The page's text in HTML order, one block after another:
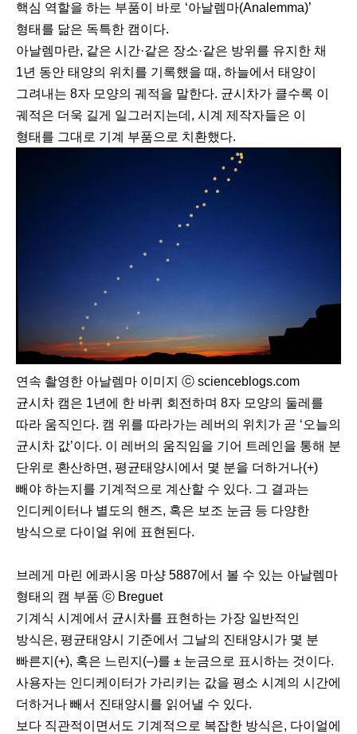
핵심 역할을 하는 부품이 바로 ‘아날렘마(Analemma)’
형태를 닮은 독특한 캠이다.
아날렘마란, 같은 시간·같은 장소·같은 방위를 유지한 채
1년 동안 태양의 위치를 기록했을 때, 하늘에서 태양이
그려내는 8자 모양의 궤적을 말한다. 균시차가 클수록 이
궤적은 더욱 길게 일그러지는데, 시계 제작자들은 이
형태를 그대로 기계 부품으로 치환했다.
연속 촬영한 아날렘마 이미지 ⓒ scienceblogs.com
균시차 캠은 1년에 한 바퀴 회전하며 8자 모양의 둘레를
따라 움직인다. 캠 위를 따라가는 레버의 위치가 곧 ‘오늘의
균시차 값’이다. 이 레버의 움직임을 기어 트레인을 통해 분
단위로 환산하면, 평균태양시에서 몇 분을 더하거나(+)
빼야 하는지를 기계적으로 계산할 수 있다. 그 결과는
인디케이터나 별도의 핸즈, 혹은 보조 눈금 등 다양한
방식으로 다이얼 위에 표현된다.
브레게 마린 에콰시옹 마샹 5887에서 볼 수 있는 아날렘마
형태의 캠 부품 ⓒ Breguet
기계식 시계에서 균시차를 표현하는 가장 일반적인
방식은, 평균태양시 기준에서 그날의 진태양시가 몇 분
빠른지(+), 혹은 느린지(–)를 ± 눈금으로 표시하는 것이다.
사용자는 인디케이터가 가리키는 값을 평소 시계의 시간에
더하거나 빼서 진태양시를 읽어낼 수 있다.
보다 직관적이면서도 기계적으로 복잡한 방식은, 다이얼에